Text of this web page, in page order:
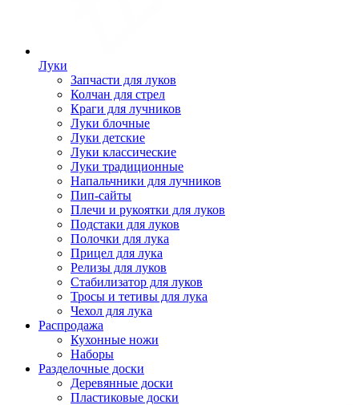
Луки
Запчасти для луков
Колчан для стрел
Краги для лучников
Луки блочные
Луки детские
Луки классические
Луки традиционные
Напальчники для лучников
Пип-сайты
Плечи и рукоятки для луков
Подстаки для луков
Полочки для лука
Прицел для лука
Релизы для луков
Стабилизатор для луков
Тросы и тетивы для лука
Чехол для лука
Распродажа
Кухонные ножи
Наборы
Разделочные доски
Деревянные доски
Пластиковые доски